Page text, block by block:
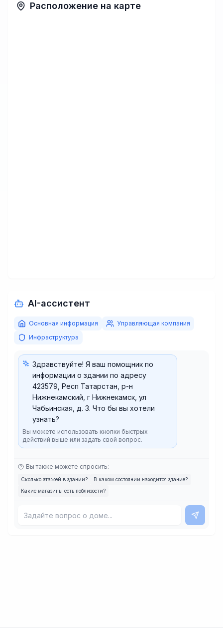
Расположение на карте
AI-ассистент
Основная информация
Управляющая компания
Инфраструктура
Здравствуйте! Я ваш помощник по
информации о здании по адресу
423579, Респ Татарстан, р-н
Нижнекамский, г Нижнекамск, ул
Чабьинская, д. 3. Что бы вы хотели
узнать?
Вы можете использовать кнопки быстрых
действий выше или задать свой вопрос.
Вы также можете спросить:
Сколько этажей в здании?
В каком состоянии находится здание?
Какие магазины есть поблизости?